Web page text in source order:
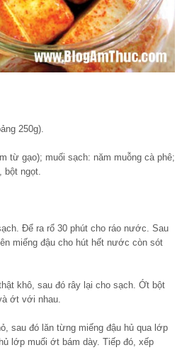
250g).
từ gạo); muối sạch: năm muỗng cà phê;
bột ngọt.
Để ra rổ 30 phút cho ráo nước. Sau
miếng đậu cho hút hết nước còn sót
khô, sau đó rây lại cho sạch. Ớt bột
ớt với nhau.
sau đó lăn từng miếng đậu hủ qua lớp
lớp muối ớt bám dày. Tiếp đó, xếp